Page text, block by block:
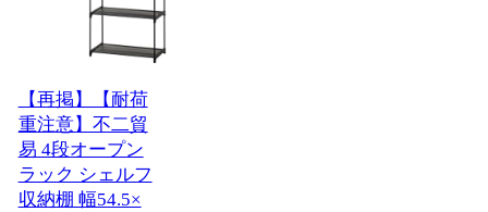
【再掲】【耐荷
重注意】不二貿
易 4段オープン
ラック シェルフ
収納棚 幅54.5×